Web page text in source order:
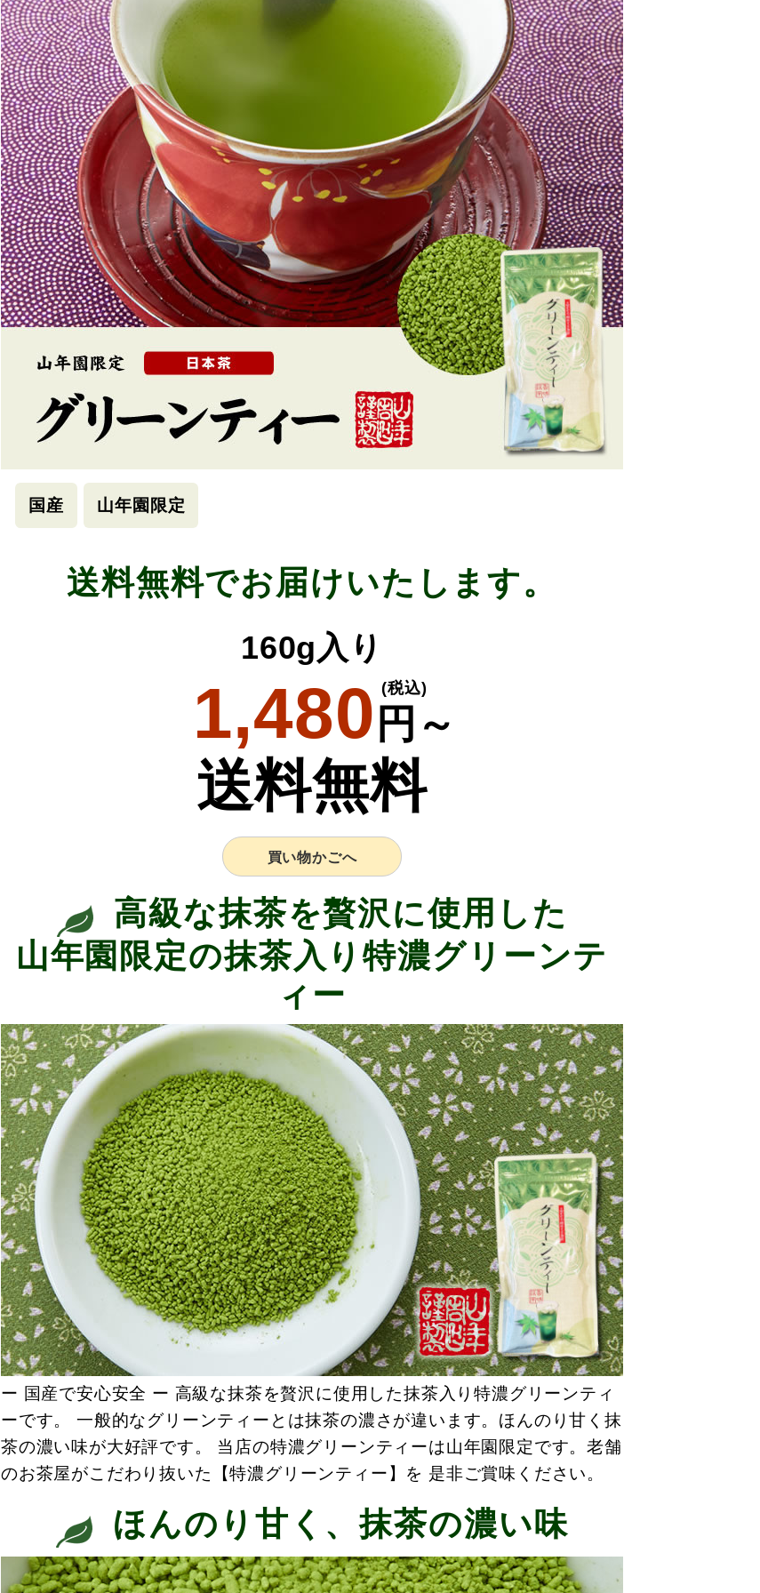
国産 山年園限定
送料無料でお届けいたします。
160g入り
1,480 円～
(税込)
送料無料
買い物かごへ
高級な抹茶を贅沢に使用した
山年園限定の抹茶入り特濃グリーンテ
ィー
ー 国産で安心安全 ー 高級な抹茶を贅沢に使用した抹茶入り特濃グリーンティ
ーです。 一般的なグリーンティーとは抹茶の濃さが違います。ほんのり甘く抹
茶の濃い味が大好評です。 当店の特濃グリーンティーは山年園限定です。老舗
のお茶屋がこだわり抜いた【特濃グリーンティー】を 是非ご賞味ください。
ほんのり甘く、抹茶の濃い味